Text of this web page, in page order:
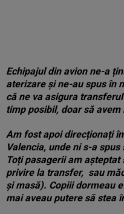
Echipajul din avion ne-a
aterizare și ne-au spus în
că ne va asigura
timp posibil, doar să avem
Am fost apoi direcționați
Valencia, unde ni s-a
Toți pasagerii am
privire la transfer, sau
și masă). Copiii dormeau
mai aveau putere să stea